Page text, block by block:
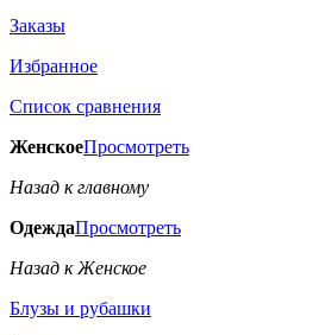
Заказы
Избранное
Список сравнения
ЖенскоеПросмотреть
Назад к главному
ОдеждаПросмотреть
Назад к Женское
Блузы и рубашки